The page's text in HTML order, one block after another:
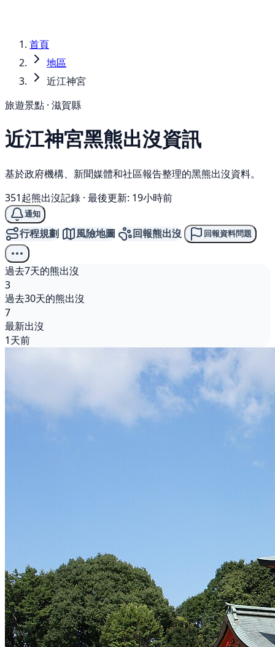
首頁
地區
近江神宮
旅遊景點 · 滋賀縣
近江神宮黑熊出沒資訊
基於政府機構、新聞媒體和社區報告整理的黑熊出沒資料。
351起熊出沒記錄 · 最後更新: 19小時前
通知
行程規劃 風險地圖 回報熊出沒 回報資料問題
過去7天的熊出沒
3
過去30天的熊出沒
7
最新出沒
1天前